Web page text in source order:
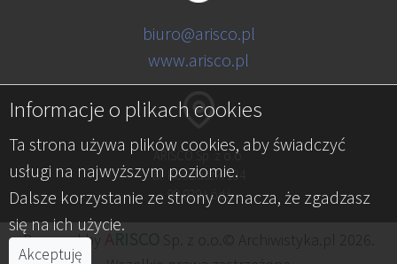
Informacje o plikach cookies
Ta strona używa plików cookies, aby świadczyć
usługi na najwyższym poziomie.
Dalsze korzystanie ze strony oznacza, że zgadzasz
się na ich użycie.
Akceptuję
biuro@arisco.pl
www.arisco.pl
ARISCO Sp. z o.o.
al. Kościuszki 134
90-029 Łódź
Powered by RISCO Sp. z o.o.© Archiwistyka.pl 2026.